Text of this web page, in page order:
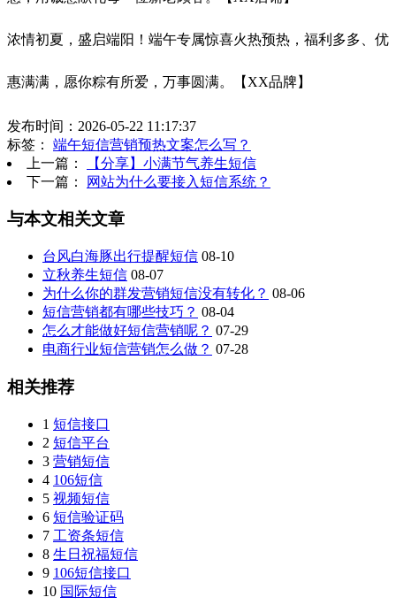
浓情初夏，盛启端阳！端午专属惊喜火热预热，福利多多、优
惠满满，愿你粽有所爱，万事圆满。【XX品牌】
发布时间：2026-05-22 11:17:37
标签： 端午短信营销预热文案怎么写？
上一篇：
【分享】小满节气养生短信
下一篇：
网站为什么要接入短信系统？
与本文相关文章
台风白海豚出行提醒短信 08-10
立秋养生短信 08-07
为什么你的群发营销短信没有转化？ 08-06
短信营销都有哪些技巧？ 08-04
怎么才能做好短信营销呢？ 07-29
电商行业短信营销怎么做？ 07-28
相关推荐
1 短信接口
2 短信平台
3 营销短信
4 106短信
5 视频短信
6 短信验证码
7 工资条短信
8 生日祝福短信
9 106短信接口
10 国际短信